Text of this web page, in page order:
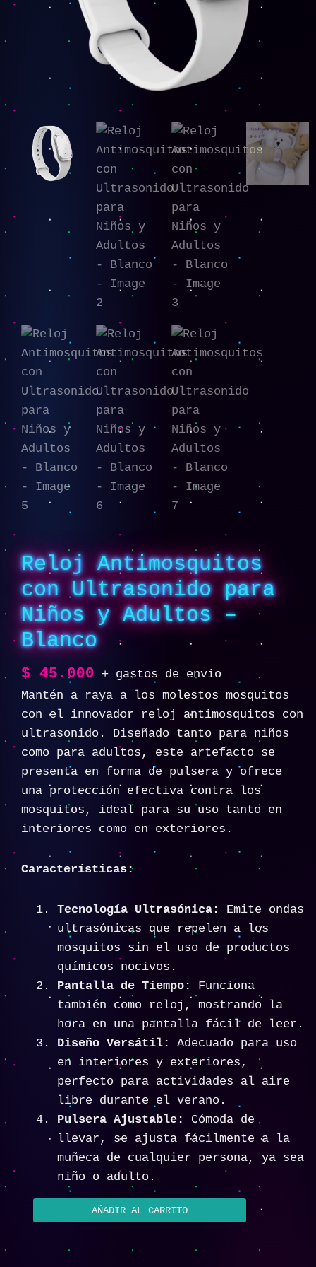
Reloj Antimosquitos
con Ultrasonido para
Niños y Adultos –
Blanco
$ 45.000
+ gastos de envio
Mantén a raya a los molestos mosquitos
con el innovador reloj antimosquitos con
ultrasonido. Diseñado tanto para niños
como para adultos, este artefacto se
presenta en forma de pulsera y ofrece
una protección efectiva contra los
mosquitos, ideal para su uso tanto en
interiores como en exteriores.
Características:
Tecnología Ultrasónica:
Emite ondas
ultrasónicas que repelen a los
mosquitos sin el uso de productos
químicos nocivos.
Pantalla de Tiempo:
Funciona
también como reloj, mostrando la
hora en una pantalla fácil de leer.
Diseño Versátil:
Adecuado para uso
en interiores y exteriores,
perfecto para actividades al aire
libre durante el verano.
Pulsera Ajustable:
Cómoda de
llevar, se ajusta fácilmente a la
muñeca de cualquier persona, ya sea
niño o adulto.
AÑADIR AL CARRITO